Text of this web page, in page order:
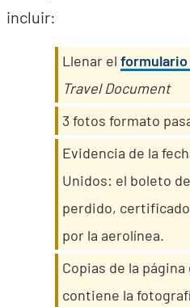
incluir:
Llenar el formulario
Travel Document
3 fotos formato
Evidencia de la
Unidos: el boleto
perdido,
por la aerolínea.
Copias de la
contiene la